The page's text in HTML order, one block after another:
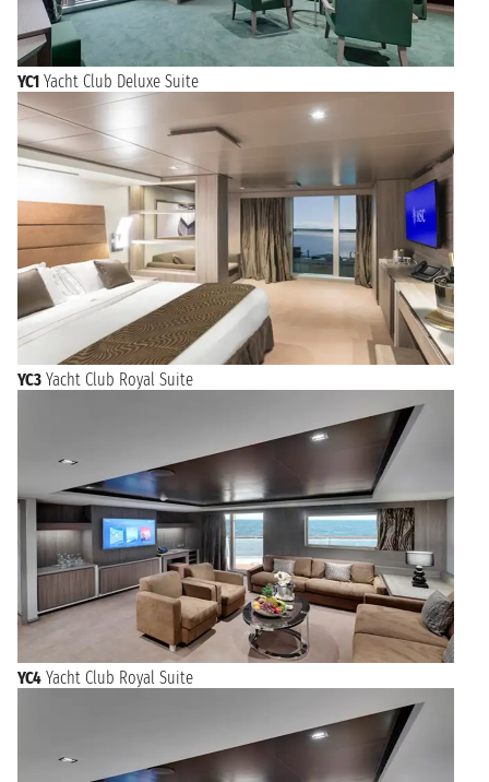
YC1 Yacht Club Deluxe Suite
YC3 Yacht Club Royal Suite
YC4 Yacht Club Royal Suite